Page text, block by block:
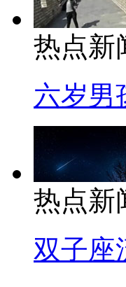
热点新
六岁男
热点新
双子座